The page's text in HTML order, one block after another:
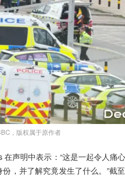
，版权属于原作者
声明中表示：“这是一起令人痛
，并了解究竟发生了什么。”截